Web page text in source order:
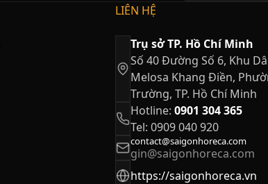
LIÊN HỆ
Trụ sở TP. Hồ Chí Minh
Số 40 Đường Số 6, Khu
Melosa Khang Điền,
Trường, TP. Hồ Chí Minh
Hotline: 0901 304 365
Tel: 0909 040 920
contact@saigonhoreca.com
gin@saigonhoreca.com
https://saigonhoreca.vn